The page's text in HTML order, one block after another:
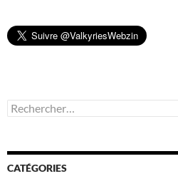
Rechercher :
CATÉGORIES